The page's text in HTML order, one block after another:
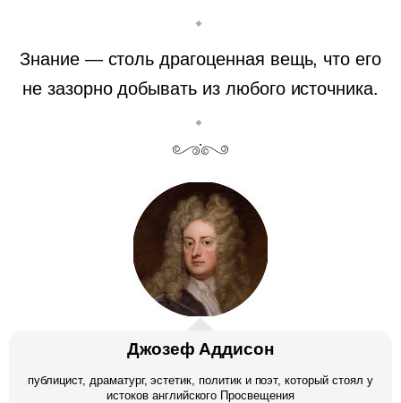
Знание — столь драгоценная вещь, что его
не зазорно добывать из любого источника.
Джозеф Аддисон
публицист, драматург, эстетик, политик и поэт, который стоял у
истоков английского Просвещения